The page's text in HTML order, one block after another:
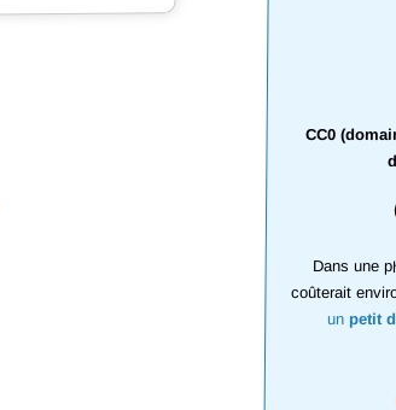
CC0
Dans une
coûterait
un petit